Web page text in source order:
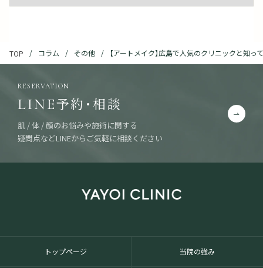
TOP コラム その他 【アートメイク】広島で人気のクリニックと知っ
LINE予約・相談
RESERVATION
肌 / 体 / 顔のお悩みや施術に関する
疑問点などLINEからご気軽に相談ください
トップページ 当院の強み